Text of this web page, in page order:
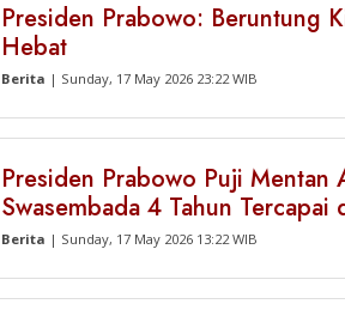
Presiden Prabowo: Beruntung
Hebat
Berita | Sunday, 17 May 2026 23:22 WIB
Presiden Prabowo Puji Mentan
Swasembada 4 Tahun Tercapai
Berita | Sunday, 17 May 2026 13:22 WIB